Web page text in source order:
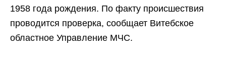
1958 года рождения. По факту происшествия
проводится проверка, сообщает Витебское
областное Управление МЧС.